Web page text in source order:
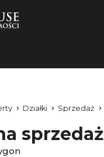
Działki Sprzedaż
sprzedaż